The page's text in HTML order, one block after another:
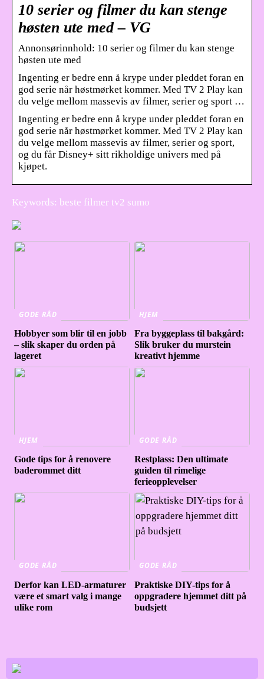
10 serier og filmer du kan stenge
høsten ute med – VG
Annonsørinnhold: 10 serier og filmer du kan stenge
høsten ute med
Ingenting er bedre enn å krype under pleddet foran en
god serie når høstmørket kommer. Med TV 2 Play kan
du velge mellom massevis av filmer, serier og sport …
Ingenting er bedre enn å krype under pleddet foran en
god serie når høstmørket kommer. Med TV 2 Play kan
du velge mellom massevis av filmer, serier og sport,
og du får Disney+ sitt rikholdige univers med på
kjøpet.
Keywords: beste filmer tv2 sumo
GODE RÅD
Hobbyer som blir til en jobb
– slik skaper du orden på
lageret
HJEM
Fra byggeplass til bakgård:
Slik bruker du murstein
kreativt hjemme
HJEM
Gode tips for å renovere
baderommet ditt
GODE RÅD
Restplass: Den ultimate
guiden til rimelige
ferieopplevelser
GODE RÅD
Derfor kan LED-armaturer
være et smart valg i mange
ulike rom
GODE RÅD
Praktiske DIY-tips for å
oppgradere hjemmet ditt på
budsjett